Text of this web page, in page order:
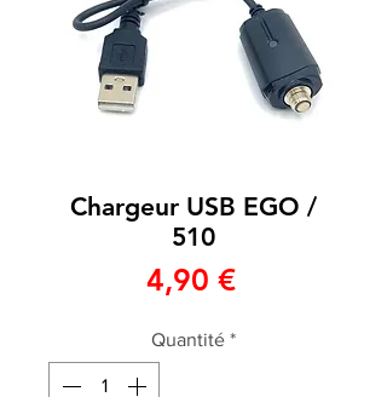
Chargeur USB EGO /
510
4,90 €Prix
Quantité *